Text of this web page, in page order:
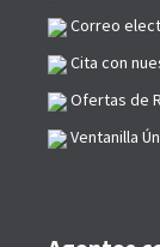
Correo
Cita con
Ofertas de
Ventanilla